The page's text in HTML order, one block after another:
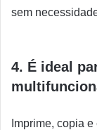
sem
4. É ideal
Imprime, copia